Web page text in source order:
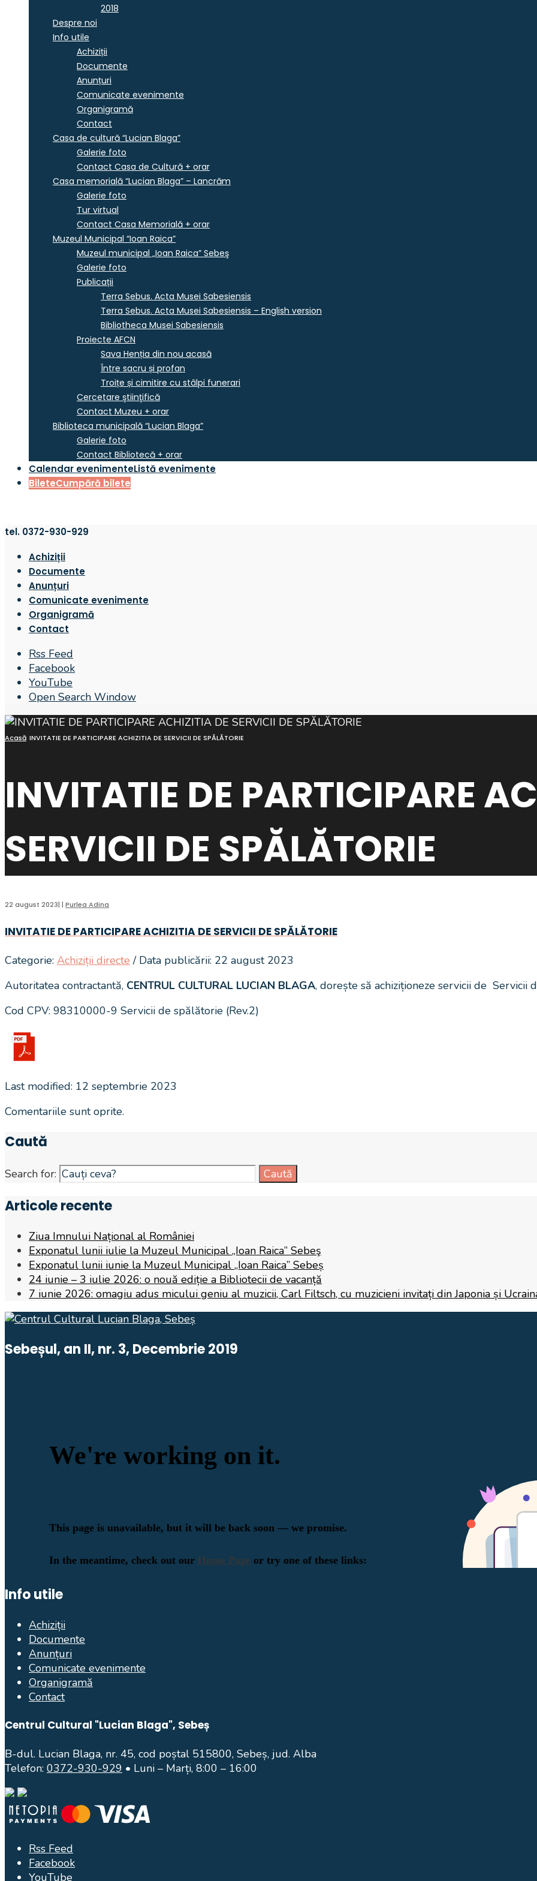
2018
Despre noi
Info utile
Achiziții
Documente
Anunțuri
Comunicate evenimente
Organigramă
Contact
Casa de cultură “Lucian Blaga”
Galerie foto
Contact Casa de Cultură + orar
Casa memorială “Lucian Blaga” – Lancrăm
Galerie foto
Tur virtual
Contact Casa Memorială + orar
Muzeul Municipal “Ioan Raica”
Muzeul municipal „Ioan Raica” Sebeş
Galerie foto
Publicații
Terra Sebus. Acta Musei Sabesiensis
Terra Sebus. Acta Musei Sabesiensis – English version
Bibliotheca Musei Sabesiensis
Proiecte AFCN
Sava Henția din nou acasă
Între sacru și profan
Troițe și cimitire cu stâlpi funerari
Cercetare ştiinţifică
Contact Muzeu + orar
Biblioteca municipală “Lucian Blaga”
Galerie foto
Contact Bibliotecă + orar
Calendar evenimenteListă evenimente
BileteCumpără bilete
tel. 0372-930-929
Achiziții
Documente
Anunțuri
Comunicate evenimente
Organigramă
Contact
Rss Feed
Facebook
YouTube
Open Search Window
Acasă INVITATIE DE PARTICIPARE ACHIZITIA DE SERVICII DE SPĂLĂTORIE
INVITATIE DE PARTICIPARE
SERVICII DE SPĂLĂTORIE
22 august 2023| | Purlea Adina
INVITATIE DE PARTICIPARE ACHIZITIA DE SERVICII DE SPĂLĂTORIE
Categorie: Achiziții directe / Data publicării: 22 august 2023
Autoritatea contractantă, CENTRUL CULTURAL LUCIAN BLAGA, dorește să achiziționeze servicii de Servicii
Cod CPV: 98310000-9 Servicii de spălătorie (Rev.2)
Last modified: 12 septembrie 2023
Comentariile sunt oprite.
Caută
Search for: Caută
Articole recente
Ziua Imnului Național al României
Exponatul lunii iulie la Muzeul Municipal „Ioan Raica” Sebeş
Exponatul lunii iunie la Muzeul Municipal „Ioan Raica” Sebeș
24 iunie – 3 iulie 2026: o nouă ediție a Bibliotecii de vacanță
7 iunie 2026: omagiu adus micului geniu al muzicii, Carl Filtsch, cu muzicieni invitați din Japonia și
Sebeșul, an II, nr. 3, Decembrie 2019
Info utile
Achiziții
Documente
Anunțuri
Comunicate evenimente
Organigramă
Contact
Centrul Cultural "Lucian Blaga", Sebeș
B-dul. Lucian Blaga, nr. 45, cod poștal 515800, Sebeș, jud. Alba
Telefon: 0372-930-929 • Luni – Marți, 8:00 – 16:00
Rss Feed
Facebook
YouTube